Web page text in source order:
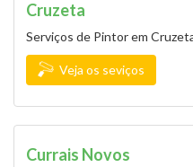
Cruzeta
Serviços de Pintor em
Veja os seviços
Currais Novos